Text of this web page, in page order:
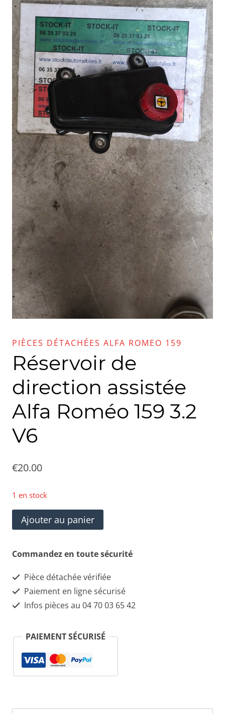
PIÈCES DÉTACHÉES ALFA ROMEO 159
Réservoir de
direction assistée
Alfa Roméo 159 3.2
V6
€20.00
1 en stock
quantité
de
Réservoir
direction
assistée
V6
Ajouter au panier
Commandez en toute sécurité
Pièce détachée vérifiée
Paiement en ligne sécurisé
Infos pièces au 04 70 03 65 42
PAIEMENT SÉCURISÉ